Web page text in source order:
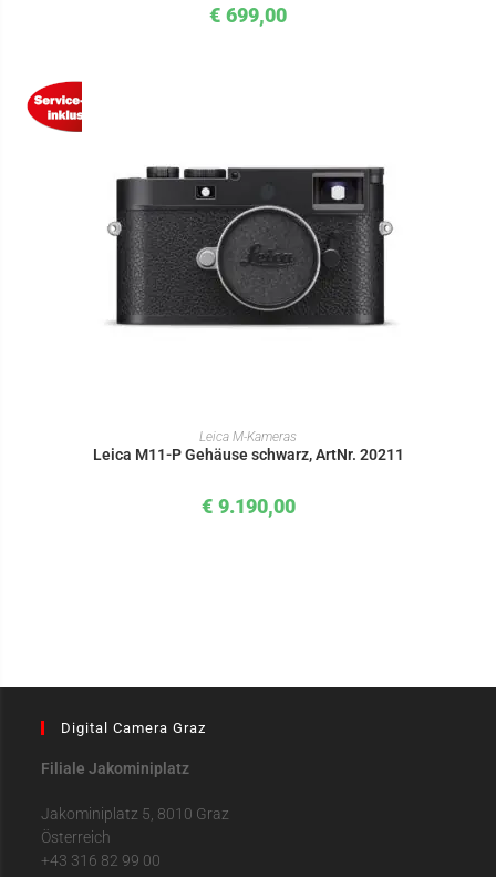
€ 699,00
IN DEN WARENKORB
Leica M-Kameras
Leica M11-P Gehäuse schwarz, ArtNr. 20211
€ 9.190,00
Digital Camera Graz
Filiale Jakominiplatz
Jakominiplatz 5, 8010 Graz
Österreich
+43 316 82 99 00